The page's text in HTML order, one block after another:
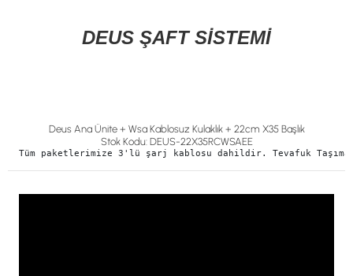
DEUS ŞAFT SİSTEMİ
Deus Ana Ünite + Wsa Kablosuz Kulaklık + 22cm X35 Başlık
Stok Kodu: DEUS-22X35RCWSAEE
Tüm paketlerimize 3'lü şarj kablosu dahildir. Tevafuk